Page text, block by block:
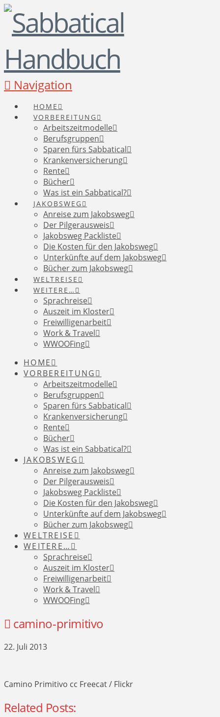
Navigation
HOME
VORBEREITUNG
Arbeitszeitmodelle
Berufsgruppen
Sparen fürs Sabbatical
Krankenversicherung
Rente
Bücher
Was ist ein Sabbatical?
JAKOBSWEG
Anreise zum Jakobsweg
Der Pilgerausweis
Jakobsweg Packliste
Die Kosten für den Jakobsweg
Unterkünfte auf dem Jakobsweg
Bücher zum Jakobsweg
WELTREISE
WEITERE…
Sprachreise
Auszeit im Kloster
Freiwilligenarbeit
Work & Travel
WWOOFing
HOME
VORBEREITUNG
Arbeitszeitmodelle
Berufsgruppen
Sparen fürs Sabbatical
Krankenversicherung
Rente
Bücher
Was ist ein Sabbatical?
JAKOBSWEG
Anreise zum Jakobsweg
Der Pilgerausweis
Jakobsweg Packliste
Die Kosten für den Jakobsweg
Unterkünfte auf dem Jakobsweg
Bücher zum Jakobsweg
WELTREISE
WEITERE…
Sprachreise
Auszeit im Kloster
Freiwilligenarbeit
Work & Travel
WWOOFing
camino-primitivo
22. Juli 2013
Camino Primitivo cc Freecat / Flickr
Related Posts: